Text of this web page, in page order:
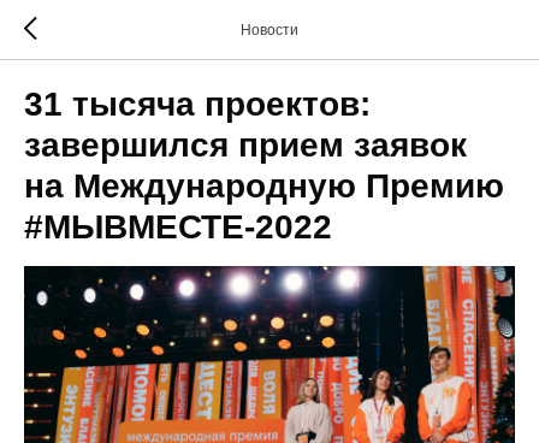
Новости
31 тысяча проектов:
завершился прием заявок
на Международную Премию
#МЫВМЕСТЕ-2022